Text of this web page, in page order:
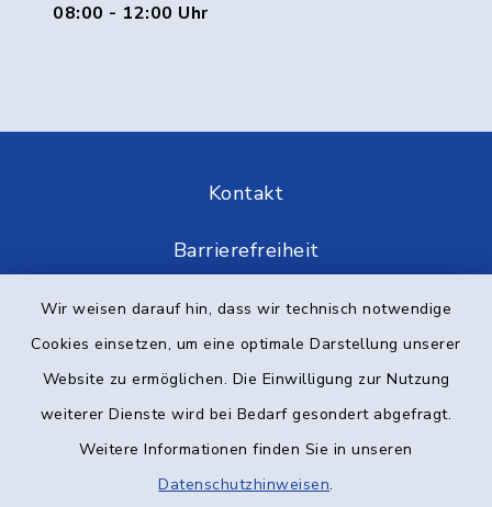
Wir weisen darauf hin, dass wir technisch notwendige
Cookies einsetzen, um eine optimale Darstellung unserer
Website zu ermöglichen. Die Einwilligung zur Nutzung
weiterer Dienste wird bei Bedarf gesondert abgefragt.
Weitere Informationen finden Sie in unseren
Datenschutzhinweisen.
08:00 - 12:00 Uhr
Kontakt
Barrierefreiheit
Datenschutz
Elektronische Kommunikation
Sitemap